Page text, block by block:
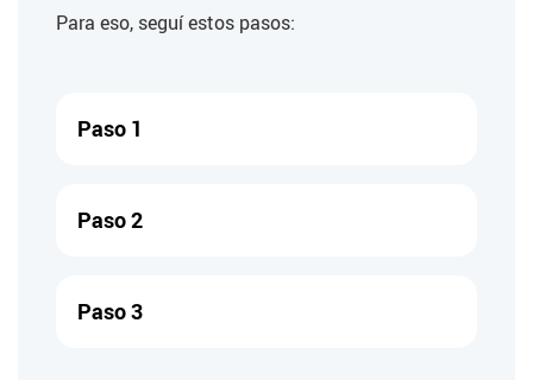
Para eso, seguí estos pasos:
Paso 1
Paso 2
Paso 3